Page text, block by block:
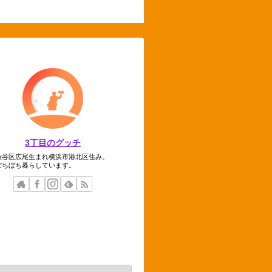
3丁目のグッチ
谷区広尾生まれ横浜市港北区住み。
ちぼち暮らしています。